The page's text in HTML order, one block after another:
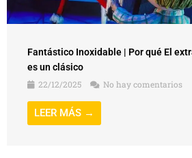
Fantástico Inoxidable | Por qué El
es un clásico
22/12/2025
No hay comentarios
LEER MÁS →